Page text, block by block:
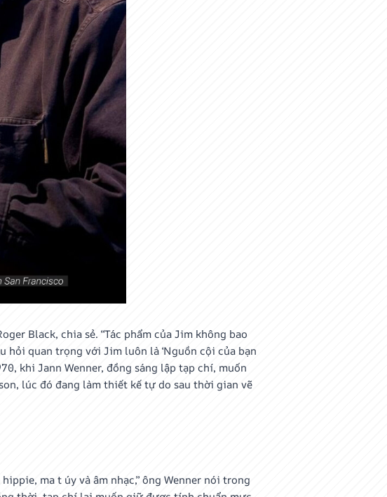
Black, chia sẻ. “Tác phẩm của Jim không bao
quan trọng với Jim luôn là ‘Nguồn cội của bạn
khi Jann Wenner, đồng sáng lập tạp chí, muốn
lúc đó đang làm thiết kế tự do sau thời gian vẽ
ma t úy và âm nhạc,” ông Wenner nói trong